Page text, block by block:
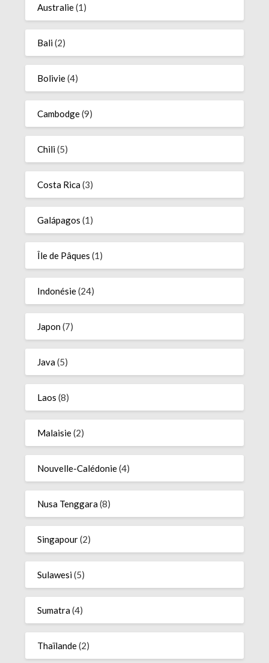
Australie(1)
Bali(2)
Bolivie(4)
Cambodge(9)
Chili(5)
Costa Rica(3)
Galápagos (1)
Île de Pâques (1)
Indonésie(24)
Japon(7)
Java(5)
Laos (8)
Malaisie(2)
Nouvelle-Calédonie(4)
Nusa Tenggara(8)
Singapour(2)
Sulawesi(5)
Sumatra(4)
Thaïlande(2)